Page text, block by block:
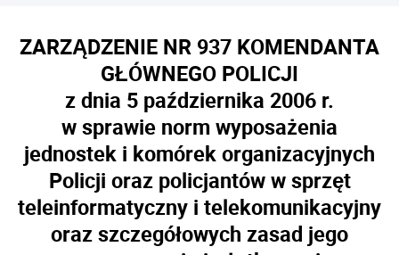
ZARZĄDZENIE NR 937 KOMENDANTA
GŁÓWNEGO POLICJI
z dnia 5 października 2006 r.
w sprawie norm wyposażenia
jednostek i komórek organizacyjnych
Policji oraz policjantów w sprzęt
teleinformatyczny i telekomunikacyjny
oraz szczegółowych zasad jego